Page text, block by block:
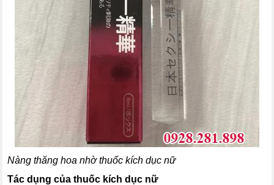
Nàng thăng hoa nhờ thuốc kích dục nữ
Tác dụng của thuốc kích dục nữ